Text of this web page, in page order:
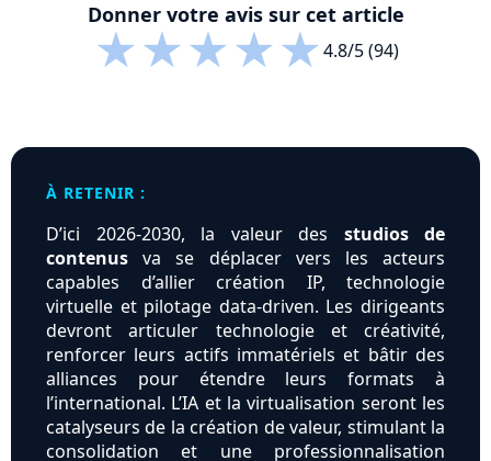
Donner votre avis sur cet article
★★★★★4.8/5 (94)
À RETENIR :
D’ici 2026‑2030, la valeur des studios de
contenus va se déplacer vers les acteurs
capables d’allier création IP, technologie
virtuelle et pilotage data‑driven. Les dirigeants
devront articuler technologie et créativité,
renforcer leurs actifs immatériels et bâtir des
alliances pour étendre leurs formats à
l’international. L’IA et la virtualisation seront les
catalyseurs de la création de valeur, stimulant la
consolidation et une professionnalisation